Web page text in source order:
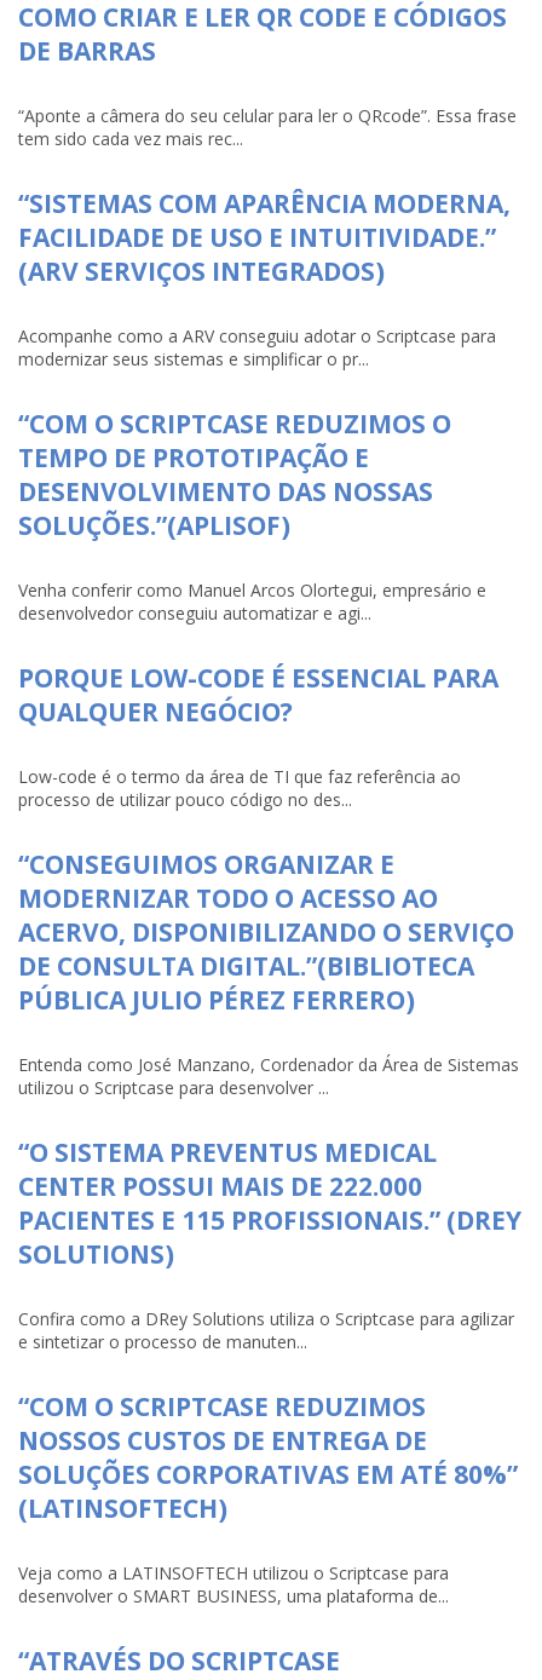
COMO CRIAR E LER QR CODE E CÓDIGOS
DE BARRAS
“Aponte a câmera do seu celular para ler o QRcode”. Essa frase
tem sido cada vez mais rec...
“SISTEMAS COM APARÊNCIA MODERNA,
FACILIDADE DE USO E INTUITIVIDADE.”
(ARV SERVIÇOS INTEGRADOS)
Acompanhe como a ARV conseguiu adotar o Scriptcase para
modernizar seus sistemas e simplificar o pr...
“COM O SCRIPTCASE REDUZIMOS O
TEMPO DE PROTOTIPAÇÃO E
DESENVOLVIMENTO DAS NOSSAS
SOLUÇÕES.”(APLISOF)
Venha conferir como Manuel Arcos Olortegui, empresário e
desenvolvedor conseguiu automatizar e agi...
PORQUE LOW-CODE É ESSENCIAL PARA
QUALQUER NEGÓCIO?
Low-code é o termo da área de TI que faz referência ao
processo de utilizar pouco código no des...
“CONSEGUIMOS ORGANIZAR E
MODERNIZAR TODO O ACESSO AO
ACERVO, DISPONIBILIZANDO O SERVIÇO
DE CONSULTA DIGITAL.”(BIBLIOTECA
PÚBLICA JULIO PÉREZ FERRERO)
Entenda como José Manzano, Cordenador da Área de Sistemas
utilizou o Scriptcase para desenvolver ...
“O SISTEMA PREVENTUS MEDICAL
CENTER POSSUI MAIS DE 222.000
PACIENTES E 115 PROFISSIONAIS.” (DREY
SOLUTIONS)
Confira como a DRey Solutions utiliza o Scriptcase para agilizar
e sintetizar o processo de manuten...
“COM O SCRIPTCASE REDUZIMOS
NOSSOS CUSTOS DE ENTREGA DE
SOLUÇÕES CORPORATIVAS EM ATÉ 80%”
(LATINSOFTECH)
Veja como a LATINSOFTECH utilizou o Scriptcase para
desenvolver o SMART BUSINESS, uma plataforma de...
“ATRAVÉS DO SCRIPTCASE